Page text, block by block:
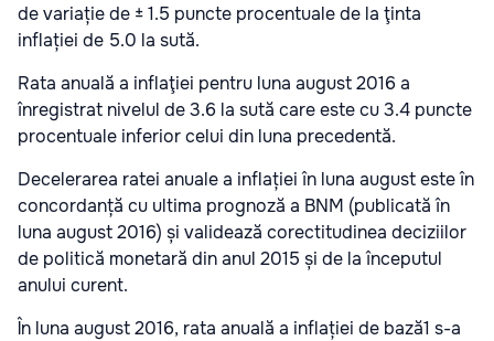
de variație de ± 1.5 puncte procentuale de la ţinta
inflației de 5.0 la sută.
Rata anuală a inflaţiei pentru luna august 2016 a
înregistrat nivelul de 3.6 la sută care este cu 3.4 puncte
procentuale inferior celui din luna precedentă.
Decelerarea ratei anuale a inflației în luna august este în
concordanță cu ultima prognoză a BNM (publicată în
luna august 2016) și validează corectitudinea deciziilor
de politică monetară din anul 2015 și de la începutul
anului curent.
În luna august 2016, rata anuală a inflației de bază1 s-a